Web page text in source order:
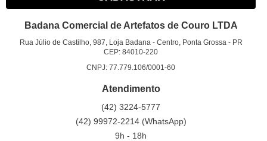
Badana Comercial de Artefatos de Couro LTDA
Rua Júlio de Castilho, 987, Loja Badana - Centro, Ponta Grossa - PR
CEP: 84010-220
CNPJ: 77.779.106/0001-60
Atendimento
(42) 3224-5777
(42) 99972-2214 (WhatsApp)
9h - 18h